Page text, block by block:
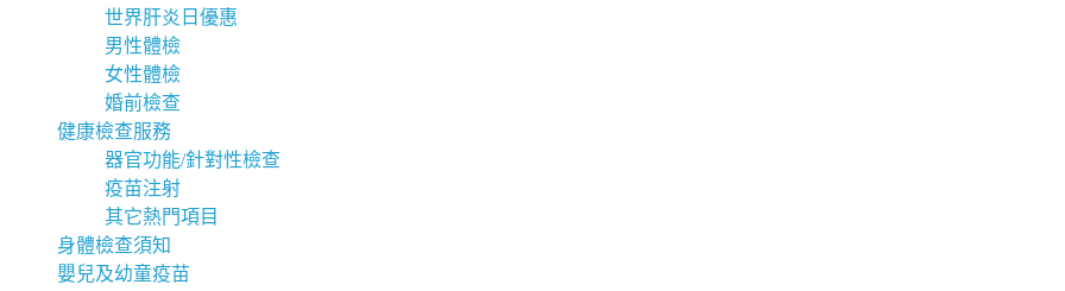
世界肝炎日優惠
男性體檢
女性體檢
婚前檢查
健康檢查服務
器官功能/針對性檢查
疫苗注射
其它熱門項目
身體檢查須知
嬰兒及幼童疫苗